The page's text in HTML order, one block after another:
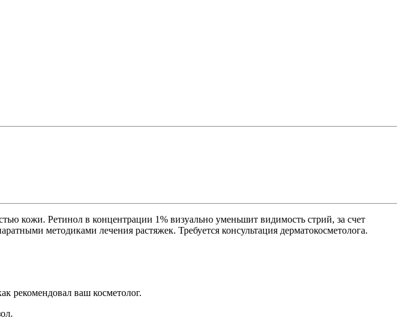
кожи. Ретинол в концентрации 1% визуально уменьшит видимость стрий, за счет
методиками лечения растяжек. Требуется консультация дерматокосметолога.
рекомендовал ваш косметолог.